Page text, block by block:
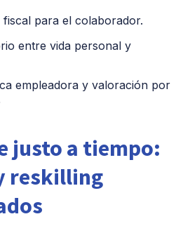
fiscal para el colaborador.
entre vida personal y
empleadora y valoración por
justo a tiempo:
reskilling